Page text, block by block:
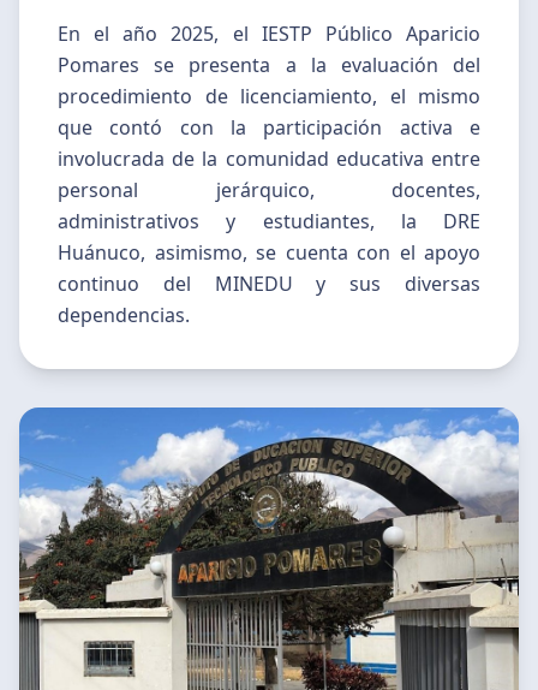
En el año 2025, el IESTP Público Aparicio
Pomares se presenta a la evaluación del
procedimiento de licenciamiento, el mismo
que contó con la participación activa e
involucrada de la comunidad educativa entre
personal jerárquico, docentes,
administrativos y estudiantes, la DRE
Huánuco, asimismo, se cuenta con el apoyo
continuo del MINEDU y sus diversas
dependencias.